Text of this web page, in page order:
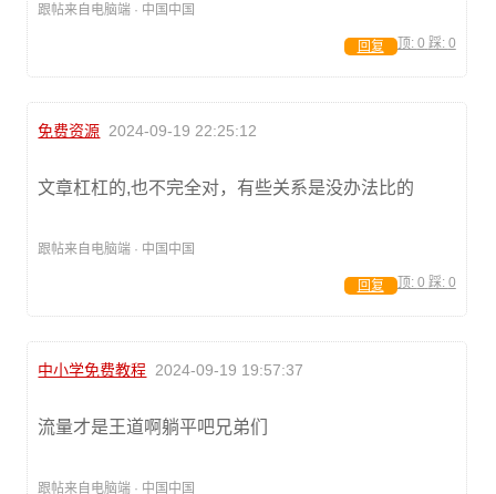
跟帖来自电脑端 · 中国中国
顶: 0 踩: 0
回复
免费资源 2024-09-19 22:25:12
文章杠杠的,也不完全对，有些关系是没办法比的
跟帖来自电脑端 · 中国中国
顶: 0 踩: 0
回复
中小学免费教程 2024-09-19 19:57:37
流量才是王道啊躺平吧兄弟们
跟帖来自电脑端 · 中国中国